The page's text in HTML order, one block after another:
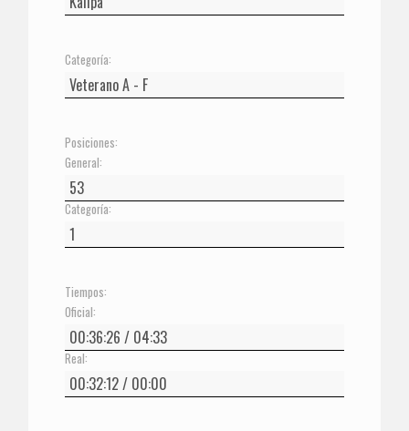
Categoría:
Posiciones:
General:
Categoría:
Tiempos:
Oficial:
Real: